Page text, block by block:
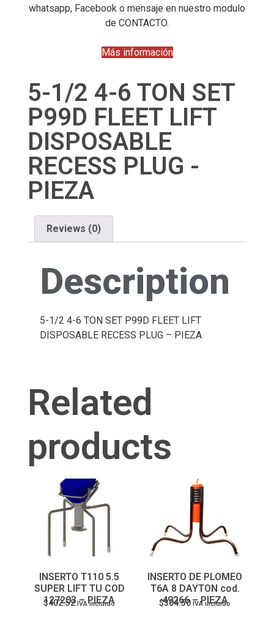
whatsapp, Facebook o mensaje en nuestro modulo
de CONTACTO.
Más información
5-1/2 4-6 TON SET
P99D FLEET LIFT
DISPOSABLE
RECESS PLUG -
PIEZA
Reviews (0)
Description
5-1/2 4-6 TON SET P99D FLEET LIFT
DISPOSABLE RECESS PLUG – PIEZA
Related
products
INSERTO T110 5.5
SUPER LIFT TU COD
127203 – PIEZA
$402.52 IVA incluido
INSERTO DE PLOMEO
T6A 8 DAYTON cod.
49266 – PIEZA
$304.50 IVA incluido